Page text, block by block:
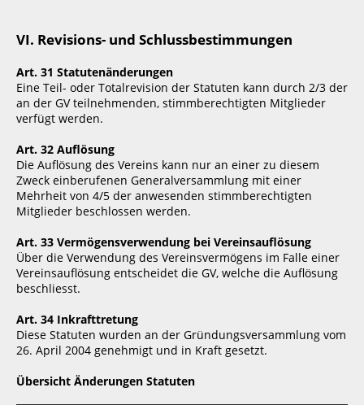
VI. Revisions- und Schlussbestimmungen
Art. 31 Statutenänderungen
Eine Teil- oder Totalrevision der Statuten kann durch 2/3 der
an der GV teilnehmenden, stimmberechtigten Mitglieder
verfügt werden.
Art. 32 Auflösung
Die Auflösung des Vereins kann nur an einer zu diesem
Zweck einberufenen Generalversammlung mit einer
Mehrheit von 4/5 der anwesenden stimmberechtigten
Mitglieder beschlossen werden.
Art. 33 Vermögensverwendung bei Vereinsauflösung
Über die Verwendung des Vereinsvermögens im Falle einer
Vereinsauflösung entscheidet die GV, welche die Auflösung
beschliesst.
Art. 34 Inkrafttretung
Diese Statuten wurden an der Gründungsversammlung vom
26. April 2004 genehmigt und in Kraft gesetzt.
Übersicht Änderungen Statuten